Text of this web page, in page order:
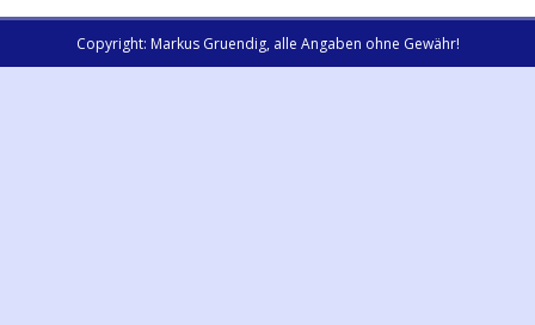
Copyright: Markus Gruendig, alle Angaben ohne Gewähr!